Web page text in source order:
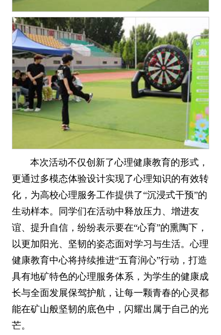
本次活动不仅创新了心理健康教育的形式，
更通过多模态体验设计实现了心理知识的有效转
化，为高校心理服务工作提供了“沉浸式干预”的
生动样本。同学们在活动中释放压力、增进友
谊、提升自信，纷纷表示要在“心育”的熏陶下，
以更加阳光、坚韧的姿态面对学习与生活。心理
健康教育中心将持续推进“五育润心”行动，打造
具有地矿特色的心理服务体系，为学生的健康成
长与全面发展保驾护航，让每一颗青春的心灵都
能在矿山般坚韧的底色中，闪耀出属于自己的光
芒。